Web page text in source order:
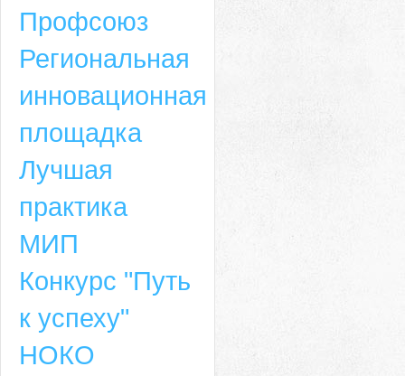
Профсоюз
Региональная
инновационная
площадка
Лучшая
практика
МИП
Конкурс "Путь
к успеху"
НОКО